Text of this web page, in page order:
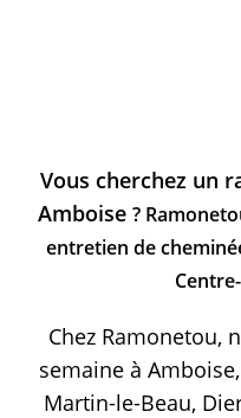
Vous cherchez un
Amboise ?
entretien de
Chez Ramonetou,
semaine à
Martin-le-Beau,